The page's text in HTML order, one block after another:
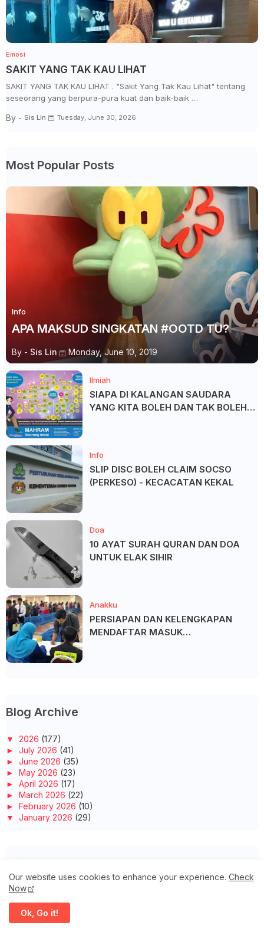
Emosi
SAKIT YANG TAK KAU LIHAT
SAKIT YANG TAK KAU LIHAT . "Sakit Yang Tak Kau Lihat" tentang
seseorang yang berpura-pura kuat dan baik-baik …
By - Sis Lin Tuesday, June 30, 2026
Most Popular Posts
Info
APA MAKSUD SINGKATAN #OOTD TU?
By - Sis Lin Monday, June 10, 2019
Ilmiah
SIAPA DI KALANGAN SAUDARA
YANG KITA BOLEH DAN TAK BOLEH
Info
SLIP DISC BOLEH CLAIM SOCSO
(PERKESO) - KECACATAN KEKAL
Doa
10 AYAT SURAH QURAN DAN DOA
UNTUK ELAK SIHIR
Anakku
PERSIAPAN DAN KELENGKAPAN
MENDAFTAR MASUK
Blog Archive
▼ 2026 (177)
► July 2026 (41)
► June 2026 (35)
► May 2026 (23)
► April 2026 (17)
► March 2026 (22)
► February 2026 (10)
▼ January 2026 (29)
ASAM PEDAS IKAN PARI TANPA JEMU!
RANDOM THOUGHTS SEORANG SURI RUMAH & BLOGGER
ALHAMDULILAH, MENANTU DAH SELAMAT MELAHIRKAN
ANAKNYA
WORDLESS WEDNESDAY- ASAM REBUS NANAS IKAN PARANG
Buffet Ramadhan
JJCM
Masakan
Our website uses cookies to enhance your experience. Check
Now
Ok, Go it!